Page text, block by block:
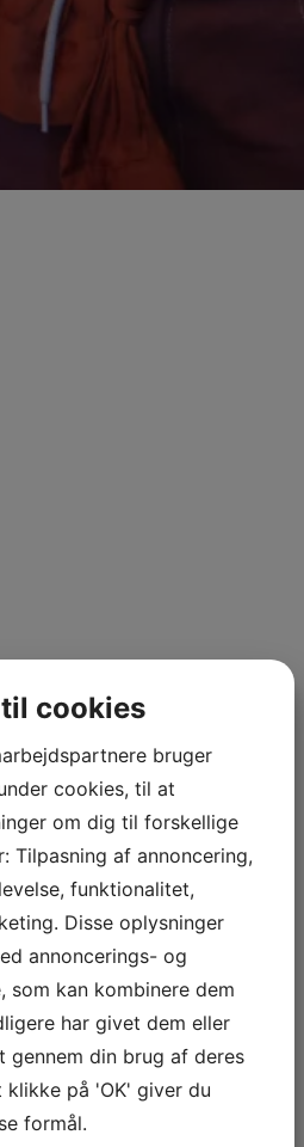
cookies
bruger
cookies, til at
om dig til forskellige
Tilpasning af annoncering,
funktionalitet,
Disse oplysninger
annoncerings- og
som kan kombinere dem
har givet dem eller
gennem din brug af deres
klikke på 'OK' giver du
formål.